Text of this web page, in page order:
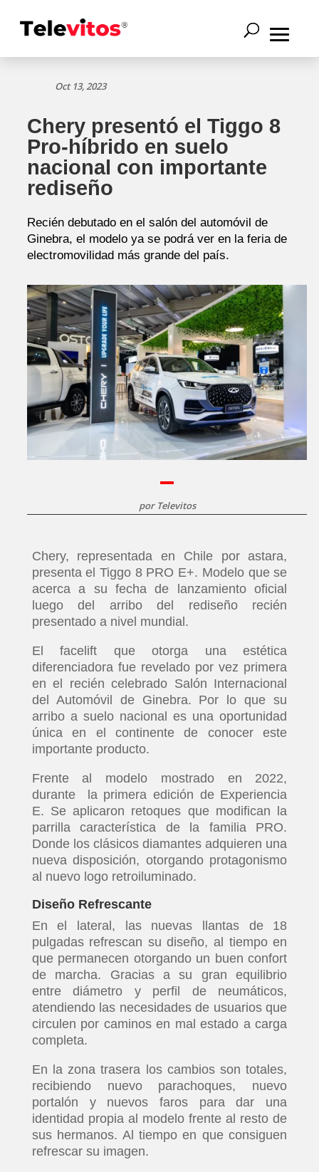
Oct 13, 2023
Chery presentó el Tiggo 8
Pro-híbrido en suelo
nacional con importante
rediseño
Recién debutado en el salón del automóvil de
Ginebra, el modelo ya se podrá ver en la feria de
electromovilidad más grande del país.
por Televitos
Chery, representada en Chile por astara,
presenta el Tiggo 8 PRO E+. Modelo que se
acerca a su fecha de lanzamiento oficial
luego del arribo del rediseño recién
presentado a nivel mundial.
El facelift que otorga una estética
diferenciadora fue revelado por vez primera
en el recién celebrado Salón Internacional
del Automóvil de Ginebra. Por lo que su
arribo a suelo nacional es una oportunidad
única en el continente de conocer este
importante producto.
Frente al modelo mostrado en 2022,
durante la primera edición de Experiencia
E. Se aplicaron retoques que modifican la
parrilla característica de la familia PRO.
Donde los clásicos diamantes adquieren una
nueva disposición, otorgando protagonismo
al nuevo logo retroiluminado.
Diseño Refrescante
En el lateral, las nuevas llantas de 18
pulgadas refrescan su diseño, al tiempo en
que permanecen otorgando un buen confort
de marcha. Gracias a su gran equilibrio
entre diámetro y perfil de neumáticos,
atendiendo las necesidades de usuarios que
circulen por caminos en mal estado a carga
completa.
En la zona trasera los cambios son totales,
recibiendo nuevo parachoques, nuevo
portalón y nuevos faros para dar una
identidad propia al modelo frente al resto de
sus hermanos. Al tiempo en que consiguen
refrescar su imagen.